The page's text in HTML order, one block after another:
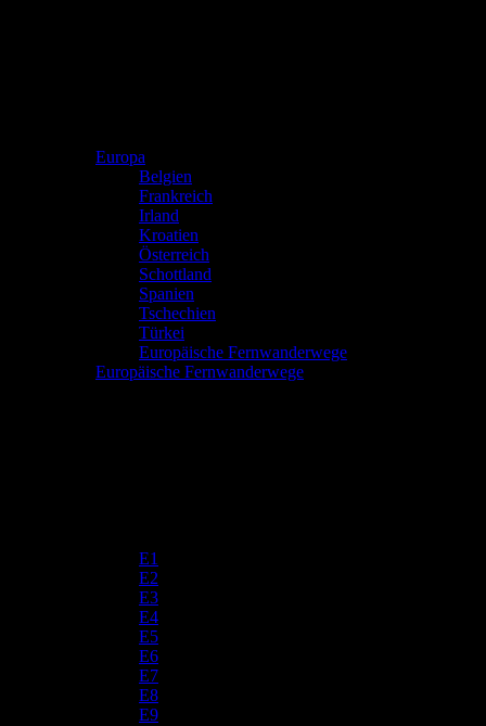
Europa
Belgien
Frankreich
Irland
Kroatien
Österreich
Schottland
Spanien
Tschechien
Türkei
Europäische Fernwanderwege
Europäische Fernwanderwege
E1
E2
E3
E4
E5
E6
E7
E8
E9